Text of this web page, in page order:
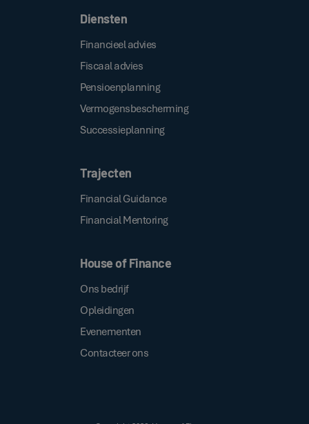
Diensten
Financieel advies
Fiscaal advies
Pensioenplanning
Vermogensbescherming
Successieplanning
Trajecten
Financial Guidance
Financial Mentoring
House of Finance
Ons bedrijf
Opleidingen
Evenementen
Contacteer ons